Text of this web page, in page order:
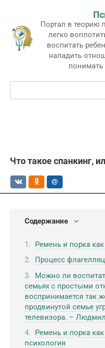
контенту
Портал в теорию
легко
воспитать
наладить
понимать
Поиск:
Что такое спанкинг,
Содержание
Ремень и порка
Процесс
Можно ли
семьях с простыми
воспринимается так
продвинутой семье
телевизора. –
Ремень и порка
психология